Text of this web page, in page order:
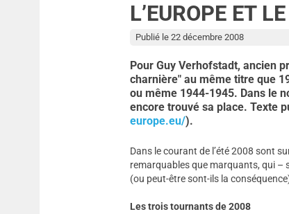
L’EUROPE ET
Publié le 22 décembre 2008
Pour Guy Verhofstadt, ancien
charnière" au même titre que
ou même 1944-1945. Dans le
encore trouvé sa place. Texte
europe.eu/).
Dans le courant de l’été 2008 sont
remarquables que marquants, qui –
(ou peut-être sont-ils la
Les trois tournants de 2008